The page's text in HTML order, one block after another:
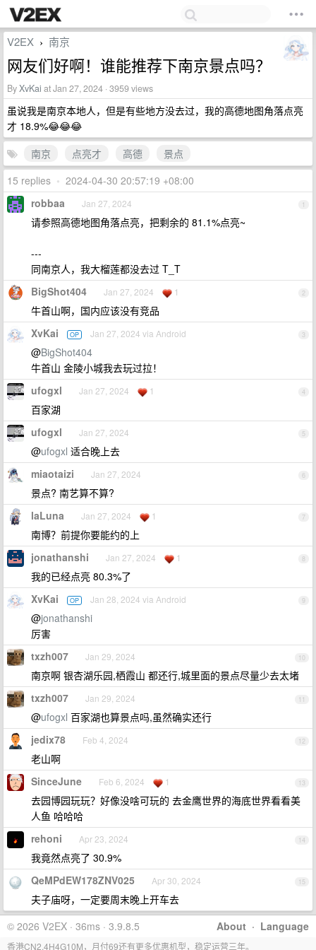
V2EX › 南京
网友们好啊！谁能推荐下南京景点吗？
ByXvKai at Jan 27, 2024 · 3959 views
虽说我是南京本地人，但是有些地方没去过，我的高德地图角落点亮
才 18.9%😂😂😂
南京
点亮才 高德
景点
15 replies • 2024-04-30 20:57:19 +08:00
1
robbaa Jan 27, 2024
请参照高德地图角落点亮，把剩余的 81.1%点亮~
---
同南京人，我大榴莲都没去过 T_T
2
BigShot404 Jan 27, 2024 1
牛首山啊，国内应该没有竞品
3
XvKai OP Jan 27, 2024 via Android
@BigShot404
牛首山 金陵小城我去玩过拉！
4
ufogxl Jan 27, 2024 1
百家湖
5
ufogxl Jan 27, 2024
@ufogxl 适合晚上去
6
miaotaizi Jan 27, 2024
景点? 南艺算不算?
7
laLuna Jan 27, 2024 1
南博？前提你要能约的上
8
jonathanshi Jan 27, 2024 1
我的已经点亮 80.3%了
9
XvKai OP Jan 28, 2024 via Android
@jonathanshi
厉害
10
txzh007 Jan 29, 2024
南京啊 银杏湖乐园,栖霞山 都还行,城里面的景点尽量少去太堵
11
txzh007 Jan 29, 2024
@ufogxl 百家湖也算景点吗,虽然确实还行
12
jedix78 Feb 4, 2024
老山啊
13
SinceJune Feb 6, 2024 1
去园博园玩玩？好像没啥可玩的 去金鹰世界的海底世界看看美
人鱼 哈哈哈
14
rehoni Apr 23, 2024
我竟然点亮了 30.9%
15
QeMPdEW178ZNV025 Apr 30, 2024
夫子庙呀，一定要周末晚上开车去
About · Language
© 2026 V2EX · 36ms · 3.9.8.5
香港CN2,4H4G10M，月付69还有更多优惠机型，稳定运营三年。